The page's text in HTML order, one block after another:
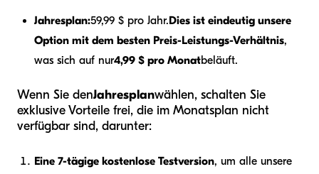
Jahresplan:59,99 $ pro Jahr.Dies ist eindeutig unsere
Option mit dem besten Preis-Leistungs-Verhältnis,
was sich auf nur4,99 $ pro Monatbeläuft.
Wenn Sie denJahresplanwählen, schalten Sie
exklusive Vorteile frei, die im Monatsplan nicht
verfügbar sind, darunter:
Eine 7-tägige kostenlose Testversion, um alle unsere